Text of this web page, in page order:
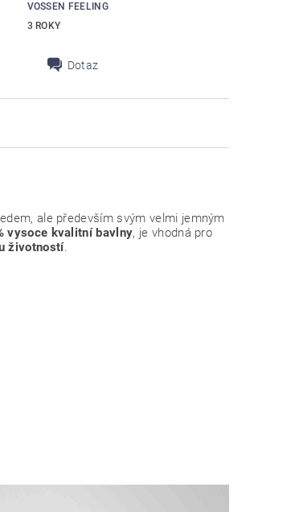
VOSSEN FEELING
3 ROKY
Dotaz
ale především svým velmi jemným
vysoce kvalitní bavlny, je vhodná pro
životností.